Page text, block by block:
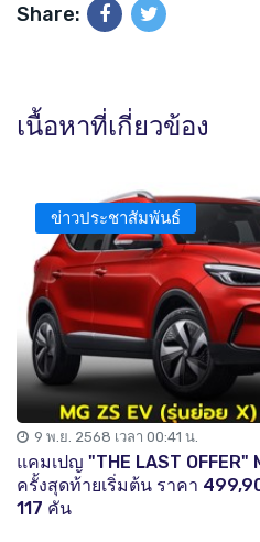
Share:
เนื้อหาที่เกี่ยวข้อง
ข่าวประชาสัมพันธ์
9 พ.ย. 2568 เวลา 00:41 น.
แคมเปญ "THE LAST OFFER"
ครั้งสุดท้ายเริ่มต้น ราคา
117 คัน